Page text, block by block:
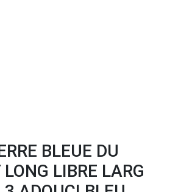
BLEUE DU
LIBRE LARG